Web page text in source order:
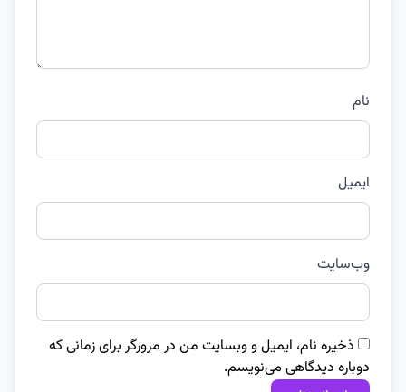
نام
ایمیل
وب‌سایت
ذخیره نام، ایمیل و وبسایت من در مرورگر برای زمانی که
دوباره دیدگاهی می‌نویسم.